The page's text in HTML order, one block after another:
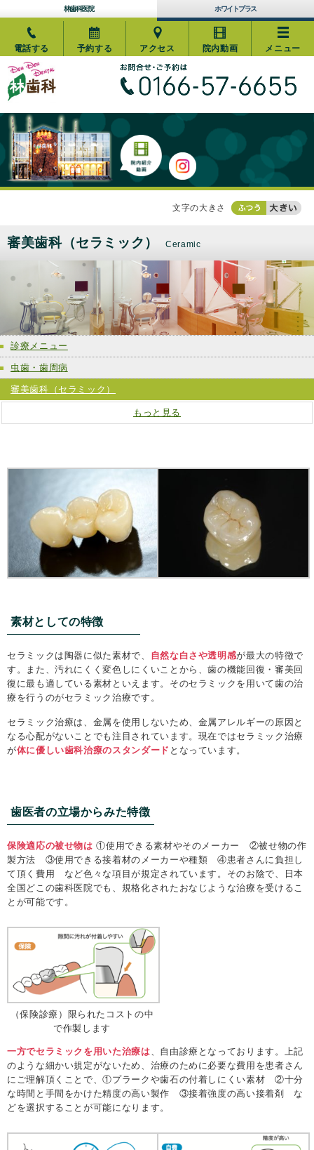
林歯科医院 ホワイトプラス
電話する 予約する アクセス 院内動画 メニュー
文字の大きさ
審美歯科（セラミック） Ceramic
診療メニュー
虫歯・歯周病
審美歯科（セラミック）
もっと見る
素材としての特徴
セラミックは陶器に似た素材で、 自然な白さや透明感が最大の特徴で
す。また、汚れにくく変色しにくいことから、歯の機能回復・審美回
復に最も適している素材といえます。そのセラミックを用いて歯の治
療を行うのがセラミック治療です。
セラミック治療は、金属を使用しないため、金属アレルギーの原因と
なる心配がないことでも注目されています。現在ではセラミック治療
が体に優しい歯科治療のスタンダード となっています。
歯医者の立場からみた特徴
保険適応の被せ物は ①使用できる素材やそのメーカー ②被せ物の作
製方法 ③使用できる接着材のメーカーや種類 ④患者さんに負担し
て頂く費用 など色々な項目が規定されています。そのお陰で、日本
全国どこの歯科医院でも、規格化されたおなじような治療を受けるこ
とが可能です。
（保険診療）限られたコストの中
で作製します
一方でセラミックを用いた治療は、自由診療となっております。上記
のような細かい規定がないため、治療のために必要な費用を患者さん
にご理解頂くことで、①プラークや歯石の付着しにくい素材 ②十分
な時間と手間をかけた精度の高い製作 ③接着強度の高い接着剤 な
どを選択することが可能になります。